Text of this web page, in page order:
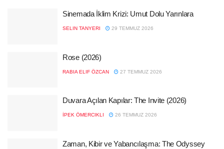
Sinemada İklim Krizi: Umut Dolu Yarınlara
SELIN TANYERI 29 TEMMUZ 2026
Rose (2026)
RABIA ELIF ÖZCAN 27 TEMMUZ 2026
Duvara Açılan Kapılar: The Invite (2026)
İPEK ÖMERCIKLI 26 TEMMUZ 2026
Zaman, Kibir ve Yabancılaşma: The Odyssey